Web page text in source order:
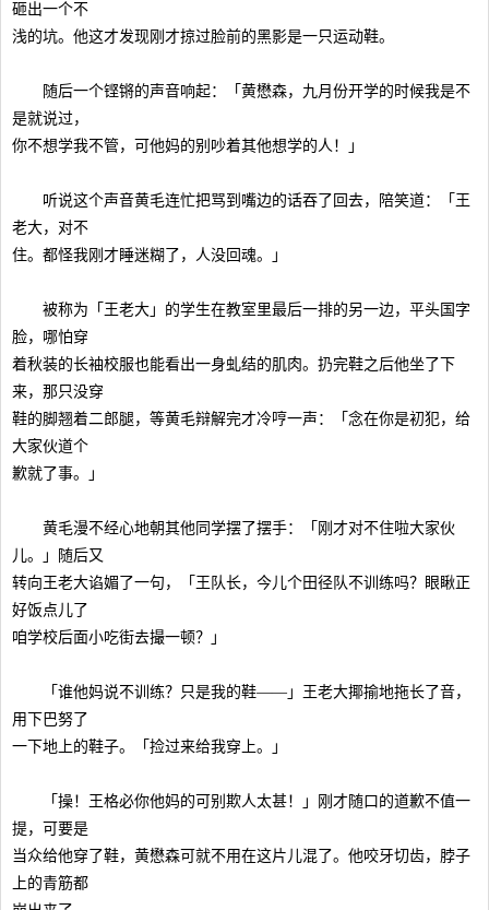
砸出一个不
浅的坑。他这才发现刚才掠过脸前的黑影是一只运动鞋。
随后一个铿锵的声音响起：「黄懋森，九月份开学的时候我是不
是就说过，
你不想学我不管，可他妈的别吵着其他想学的人！」
听说这个声音黄毛连忙把骂到嘴边的话吞了回去，陪笑道：「王
老大，对不
住。都怪我刚才睡迷糊了，人没回魂。」
被称为「王老大」的学生在教室里最后一排的另一边，平头国字
脸，哪怕穿
着秋装的长袖校服也能看出一身虬结的肌肉。扔完鞋之后他坐了下
来，那只没穿
鞋的脚翘着二郎腿，等黄毛辩解完才冷哼一声：「念在你是初犯，给
大家伙道个
歉就了事。」
黄毛漫不经心地朝其他同学摆了摆手：「刚才对不住啦大家伙
儿。」随后又
转向王老大谄媚了一句，「王队长，今儿个田径队不训练吗？眼瞅正
好饭点儿了
咱学校后面小吃街去撮一顿？」
「谁他妈说不训练？只是我的鞋——」王老大揶揄地拖长了音，
用下巴努了
一下地上的鞋子。「捡过来给我穿上。」
「操！王格必你他妈的可别欺人太甚！」刚才随口的道歉不值一
提，可要是
当众给他穿了鞋，黄懋森可就不用在这片儿混了。他咬牙切齿，脖子
上的青筋都